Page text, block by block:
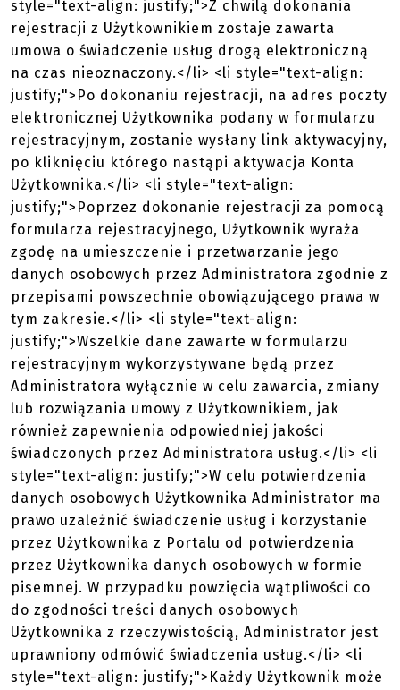
style="text-align: justify;">Z chwilą dokonania
rejestracji z Użytkownikiem zostaje zawarta
umowa o świadczenie usług drogą elektroniczną
na czas nieoznaczony.</li> <li style="text-align:
justify;">Po dokonaniu rejestracji, na adres poczty
elektronicznej Użytkownika podany w formularzu
rejestracyjnym, zostanie wysłany link aktywacyjny,
po kliknięciu którego nastąpi aktywacja Konta
Użytkownika.</li> <li style="text-align:
justify;">Poprzez dokonanie rejestracji za pomocą
formularza rejestracyjnego, Użytkownik wyraża
zgodę na umieszczenie i przetwarzanie jego
danych osobowych przez Administratora zgodnie z
przepisami powszechnie obowiązującego prawa w
tym zakresie.</li> <li style="text-align:
justify;">Wszelkie dane zawarte w formularzu
rejestracyjnym wykorzystywane będą przez
Administratora wyłącznie w celu zawarcia, zmiany
lub rozwiązania umowy z Użytkownikiem, jak
również zapewnienia odpowiedniej jakości
świadczonych przez Administratora usług.</li> <li
style="text-align: justify;">W celu potwierdzenia
danych osobowych Użytkownika Administrator ma
prawo uzależnić świadczenie usług i korzystanie
przez Użytkownika z Portalu od potwierdzenia
przez Użytkownika danych osobowych w formie
pisemnej. W przypadku powzięcia wątpliwości co
do zgodności treści danych osobowych
Użytkownika z rzeczywistością, Administrator jest
uprawniony odmówić świadczenia usług.</li> <li
style="text-align: justify;">Każdy Użytkownik może